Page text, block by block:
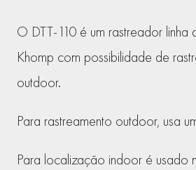
O DTT-110 é um rastreador linha
Khomp com possibilidade de
outdoor.
Para rastreamento outdoor, usa
Para localização indoor é usado